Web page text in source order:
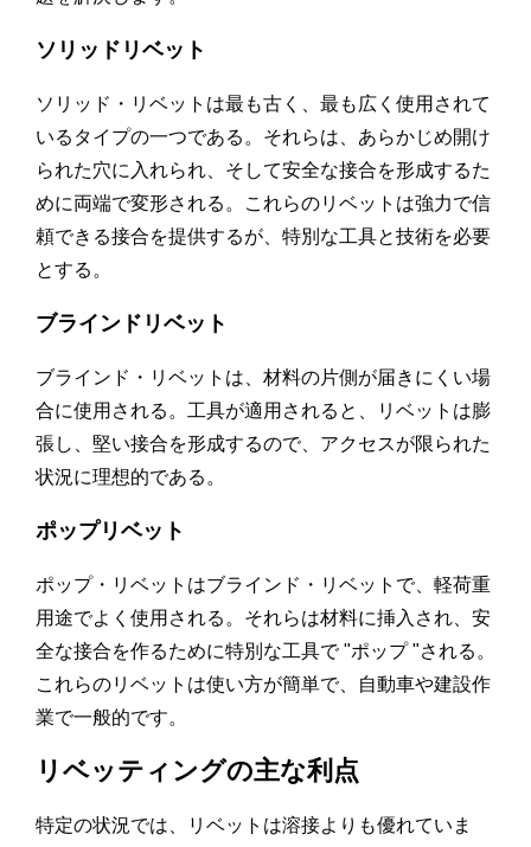
ソリッドリベット
ソリッド・リベットは最も古く、最も広く使用されて
いるタイプの一つである。それらは、あらかじめ開け
られた穴に入れられ、そして安全な接合を形成するた
めに両端で変形される。これらのリベットは強力で信
頼できる接合を提供するが、特別な工具と技術を必要
とする。
ブラインドリベット
ブラインド・リベットは、材料の片側が届きにくい場
合に使用される。工具が適用されると、リベットは膨
張し、堅い接合を形成するので、アクセスが限られた
状況に理想的である。
ポップリベット
ポップ・リベットはブラインド・リベットで、軽荷重
用途でよく使用される。それらは材料に挿入され、安
全な接合を作るために特別な工具で "ポップ "される。
これらのリベットは使い方が簡単で、自動車や建設作
業で一般的です。
リベッティングの主な利点
特定の状況では、リベットは溶接よりも優れていま